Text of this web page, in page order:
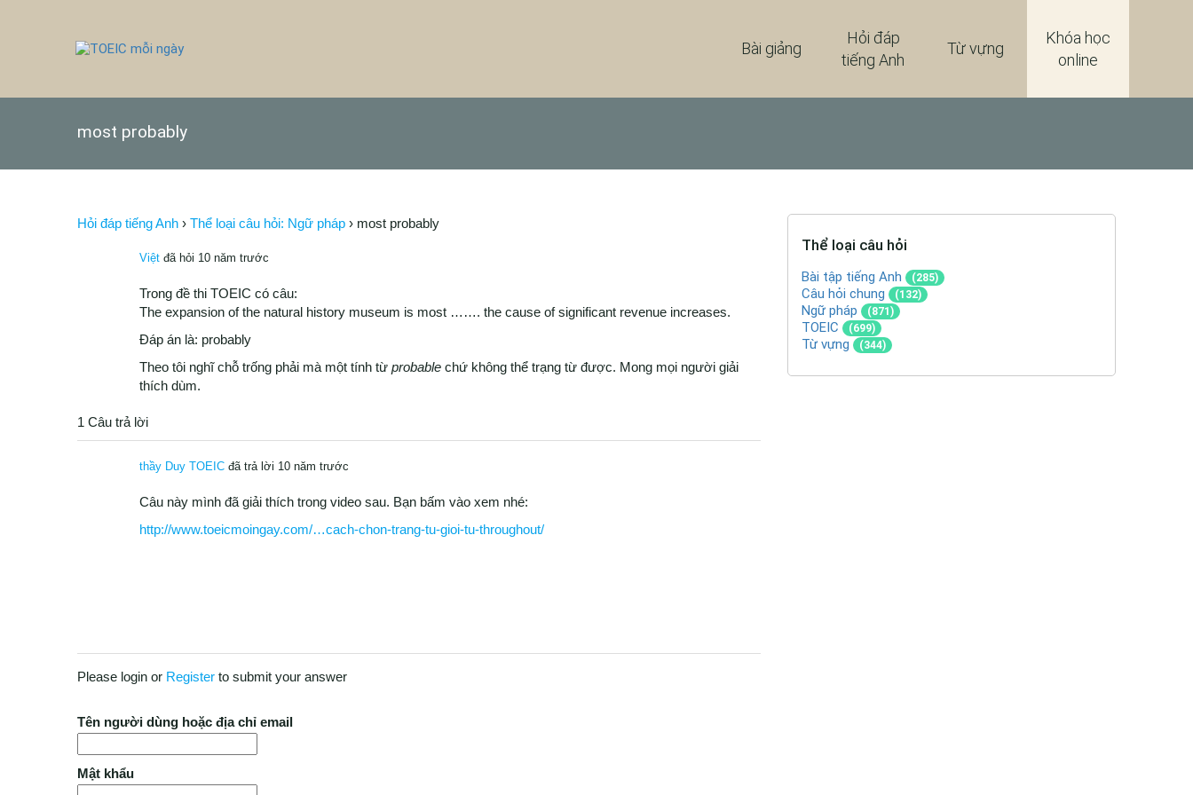
Khóa học
online
Từ vựng
Hỏi đáp
tiếng Anh
Bài giảng
most probably
Hỏi đáp tiếng Anh › Thể loại câu hỏi: Ngữ pháp › most probably
Việt đã hỏi 10 năm trước
Trong đề thi TOEIC có câu:
The expansion of the natural history museum is most ……. the cause of significant revenue increases.
Đáp án là: probably
Theo tôi nghĩ chỗ trống phải mà một tính từ probable chứ không thể trạng từ được. Mong mọi người giải
thích dùm.
1 Câu trả lời
thầy Duy TOEIC đã trả lời 10 năm trước
Câu này mình đã giải thích trong video sau. Bạn bấm vào xem nhé:
http://www.toeicmoingay.com/…cach-chon-trang-tu-gioi-tu-throughout/
Please login or Register to submit your answer
Tên người dùng hoặc địa chỉ email
Mật khẩu
Thể loại câu hỏi
Bài tập tiếng Anh (285)
Câu hỏi chung (132)
Ngữ pháp (871)
TOEIC (699)
Từ vựng (344)